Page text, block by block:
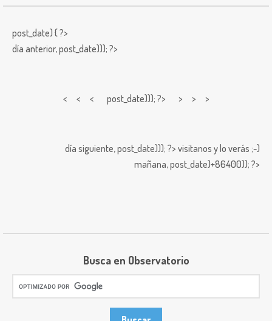
post_date) { ?>
día anterior,post_date))); ?>
< < < post_date))); ?> > > >
día siguiente,post_date))); ?> visitanos y lo verás ;-)
mañana,post_date)+86400)); ?>
Busca en Observatorio